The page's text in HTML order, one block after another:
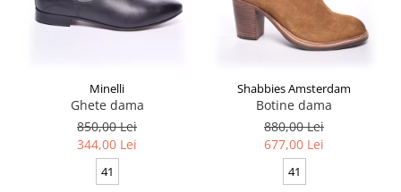
Minelli
Ghete dama
850,00 Lei
344,00 Lei
41
Shabbies Amsterdam
Botine dama
880,00 Lei
677,00 Lei
41